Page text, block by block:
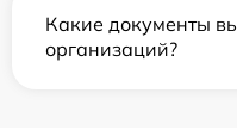
Какие документы
организаций?